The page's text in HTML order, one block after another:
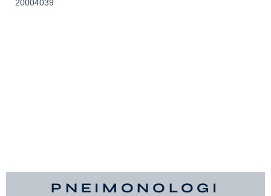
20004039
PNEIMONOLOGI